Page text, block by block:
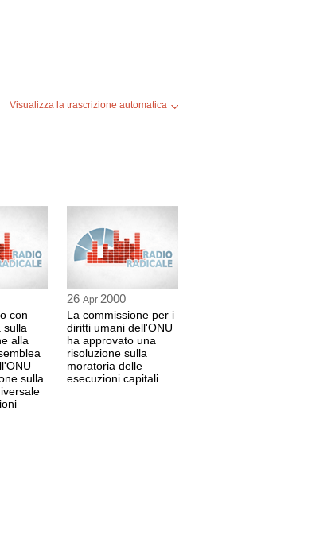
Visualizza la trascrizione automatica
con
sulla
alla
sulla
26 Apr 2000
La commissione per i
diritti umani dell'ONU
ha approvato una
risoluzione sulla
moratoria delle
esecuzioni capitali.